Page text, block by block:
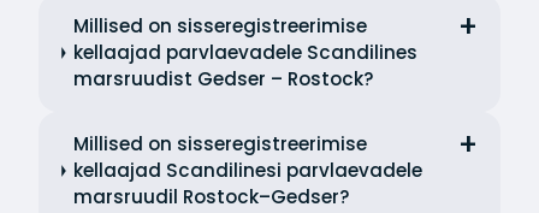
Millised on sisseregistreerimise
kellaajad parvlaevadele Scandilines
marsruudist Gedser – Rostock?
Millised on sisseregistreerimise
kellaajad Scandilinesi parvlaevadele
marsruudil Rostock–Gedser?